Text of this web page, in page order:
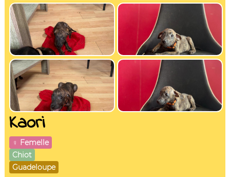
Kaori
♀️ Femelle
Chiot
Guadeloupe